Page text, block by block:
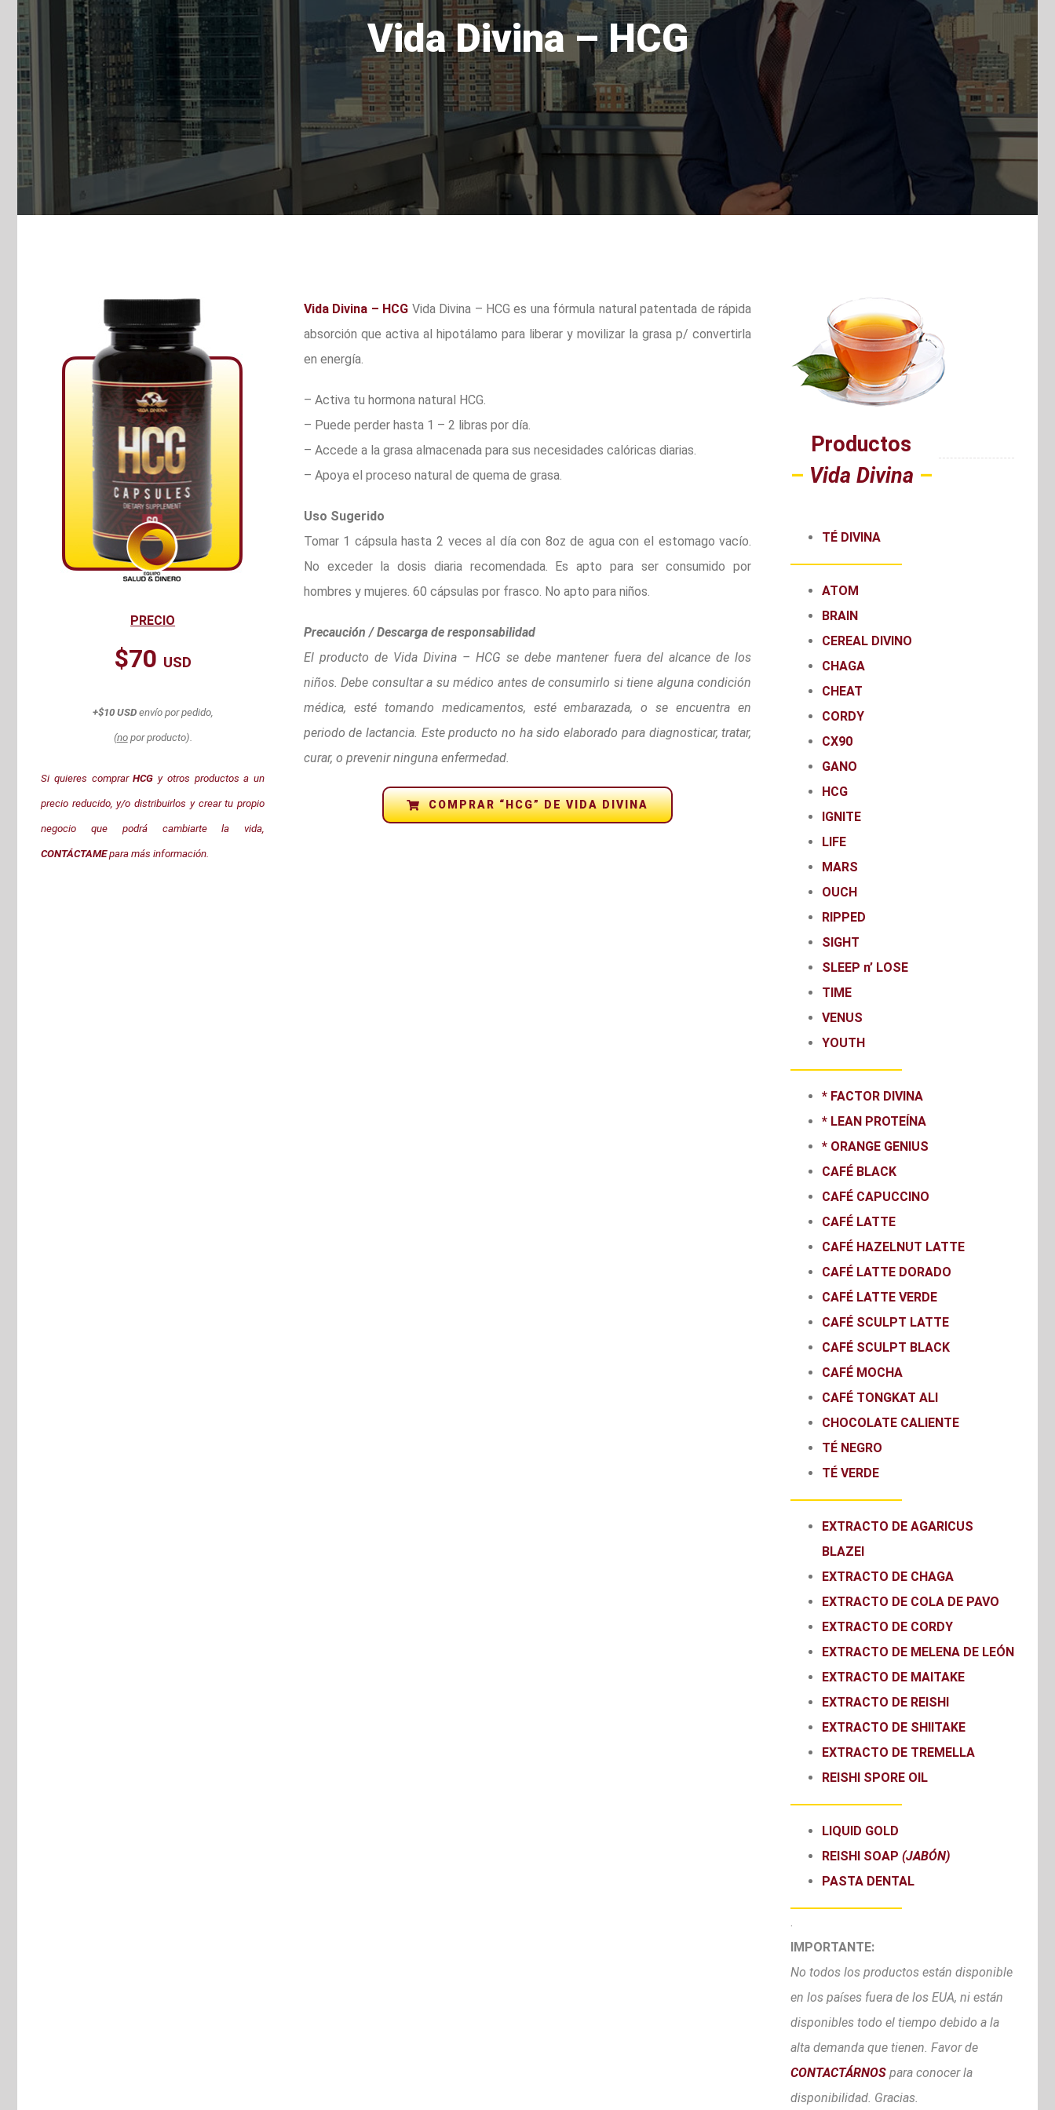
Vida Divina – HCG
PRECIO
$70 USD
+$10 USDenvío por pedido,
(nopor producto).
Si quieres comprarHCG y otros productos a un
precio reducido, y/o distribuirlos y crear tu propio
negocio que podrá cambiarte la vida,
CONTÁCTAMEpara más información.
Vida Divina – HCG Vida Divina – HCG es una fórmula natural patentada de rápida
absorción que activa al hipotálamo para liberar y movilizar la grasa p/ convertirla
en energía.
– Activa tu hormona natural HCG.
– Puede perder hasta 1 – 2 libras por día.
– Accede a la grasa almacenada para sus necesidades calóricas diarias.
– Apoya el proceso natural de quema de grasa.
Uso Sugerido
Tomar 1 cápsula hasta 2 veces al día con 8oz de agua con el estomago vacío.
No exceder la dosis diaria recomendada. Es apto para ser consumido por
hombres y mujeres. 60 cápsulas por frasco. No apto para niños.
Precaución / Descarga de responsabilidad
El producto de Vida Divina – HCG se debe mantener fuera del alcance de los
niños. Debe consultar a su médico antes de consumirlo si tiene alguna condición
médica, esté tomando medicamentos, esté embarazada, o se encuentra en
periodo de lactancia. Este producto no ha sido elaborado para diagnosticar, tratar,
curar, o prevenir ninguna enfermedad.
COMPRAR “HCG” DE VIDA DIVINA
Productos
– Vida Divina –
TÉ DIVINA
ATOM
BRAIN
CEREAL DIVINO
CHAGA
CHEAT
CORDY
CX90
GANO
HCG
IGNITE
LIFE
MARS
OUCH
RIPPED
SIGHT
SLEEP n’ LOSE
TIME
VENUS
YOUTH
* FACTOR DIVINA
* LEAN PROTEÍNA
* ORANGE GENIUS
CAFÉ BLACK
CAFÉ CAPUCCINO
CAFÉ LATTE
CAFÉ HAZELNUT LATTE
CAFÉ LATTE DORADO
CAFÉ LATTE VERDE
CAFÉ SCULPT LATTE
CAFÉ SCULPT BLACK
CAFÉ MOCHA
CAFÉ TONGKAT ALI
CHOCOLATE CALIENTE
TÉ NEGRO
TÉ VERDE
EXTRACTO DE AGARICUS
BLAZEI
EXTRACTO DE CHAGA
EXTRACTO DE COLA DE PAVO
EXTRACTO DE CORDY
EXTRACTO DE MELENA DE LEÓN
EXTRACTO DE MAITAKE
EXTRACTO DE REISHI
EXTRACTO DE SHIITAKE
EXTRACTO DE TREMELLA
REISHI SPORE OIL
LIQUID GOLD
REISHI SOAP (JABÓN)
PASTA DENTAL
.
IMPORTANTE:
No todos los productos están disponible
en los países fuera de los EUA, ni están
disponibles todo el tiempo debido a la
alta demanda que tienen. Favor de
CONTACTÁRNOSpara conocer la
disponibilidad. Gracias.